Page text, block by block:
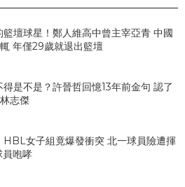
壇球星！鄭人維高中曾主宰亞青 中國
年僅29歲就退出籃壇
是不是？許晉哲回憶13年前金句 認了
志傑
HBL女子組竟爆發衝突 北一球員險遭揮
員咆哮